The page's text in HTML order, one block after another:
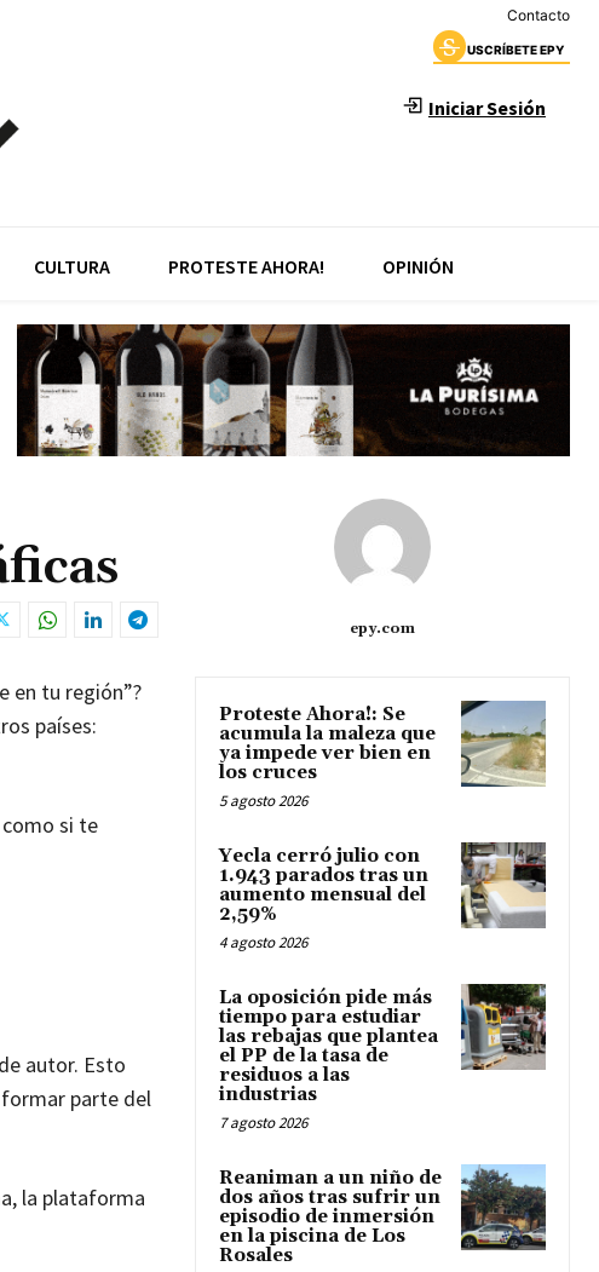
Contacto
USCRÍBETE EPY
Iniciar Sesión
CULTURA PROTESTE AHORA! OPINIÓN
en tu región”?
países:
si te
autor. Esto
parte del
la plataforma
epy.com
Proteste Ahora!: Se
acumula la maleza que
ya impede ver bien en
los cruces
5 agosto 2026
Yecla cerró julio con
1.943 parados tras un
aumento mensual del
2,59%
4 agosto 2026
La oposición pide más
tiempo para estudiar
las rebajas que plantea
el PP de la tasa de
residuos a las
industrias
7 agosto 2026
Reaniman a un niño de
dos años tras sufrir un
episodio de inmersión
en la piscina de Los
Rosales